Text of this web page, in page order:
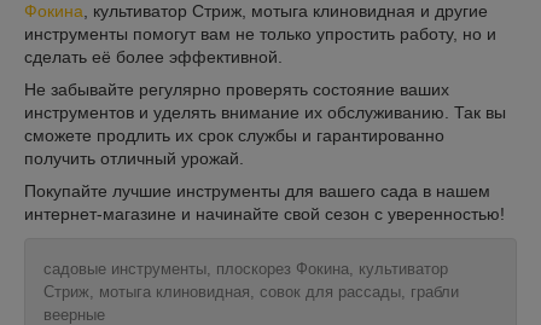
Фокина , культиватор Стриж, мотыга клиновидная и другие
инструменты помогут вам не только упростить работу, но и
сделать её более эффективной.
Не забывайте регулярно проверять состояние ваших
инструментов и уделять внимание их обслуживанию. Так вы
сможете продлить их срок службы и гарантированно
получить отличный урожай.
Покупайте лучшие инструменты для вашего сада в нашем
интернет-магазине и начинайте свой сезон с уверенностью!
садовые инструменты, плоскорез Фокина, культиватор
Стриж, мотыга клиновидная, совок для рассады, грабли
веерные